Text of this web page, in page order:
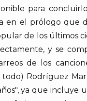
para
en el prólogo que
de los últimos
y se
de los
Rodríguez
ya que incluye